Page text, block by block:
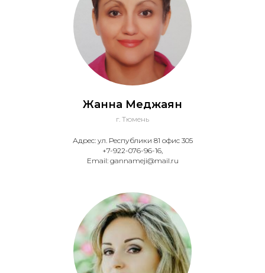
Жанна Меджаян
г. Тюмень
Адрес: ул. Республики 81 офис 305
+7-922-076-96-16,
Email: gannameji@mail.ru